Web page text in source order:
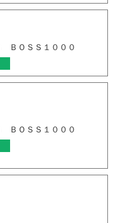
ＢＯＳＳ１０００
ＢＯＳＳ１０００